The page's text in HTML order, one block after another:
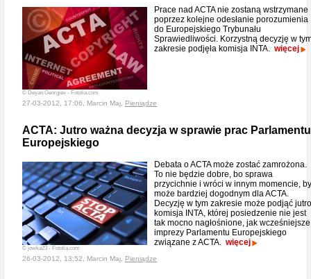
© Deyan Georgiev - Fotolia.com
Prace nad ACTA nie zostaną wstrzymane
poprzez kolejne odesłanie porozumienia
do Europejskiego Trybunału
Sprawiedliwości. Korzystną decyzję w
zakresie podjęła komisja INTA. więcej
27-03-2012, 17:06, Marcin Maj, Pieniądze
ACTA: Jutro ważna decyzja w sprawie prac Parlamentu
Europejskiego
© jowka23 - Fotolia.com
Debata o ACTA może zostać zamrożona.
To nie będzie dobre, bo sprawa
przycichnie i wróci w innym momencie,
może bardziej dogodnym dla ACTA.
Decyzję w tym zakresie może podjąć jutro
komisja INTA, której posiedzenie nie jest
tak mocno nagłośnione, jak wcześniejsze
imprezy Parlamentu Europejskiego
związane z ACTA. więcej
26-03-2012, 13:52, Marcin Maj, Pieniądze